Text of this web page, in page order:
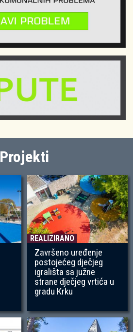
Projekti
REALIZIRANO
Završeno uređenje
postojećeg dječjeg
igrališta sa južne
strane dječjeg vrtića u
gradu Krku